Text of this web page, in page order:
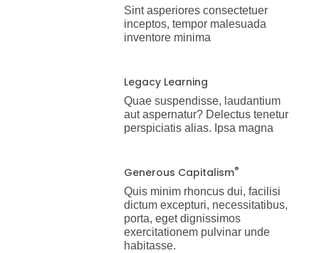
Sint asperiores consectetuer
inceptos, tempor malesuada
inventore minima
Legacy Learning
Quae suspendisse, laudantium
aut aspernatur? Delectus tenetur
perspiciatis alias. Ipsa magna
Generous Capitalism®
Quis minim rhoncus dui, facilisi
dictum excepturi, necessitatibus,
porta, eget dignissimos
exercitationem pulvinar unde
habitasse.